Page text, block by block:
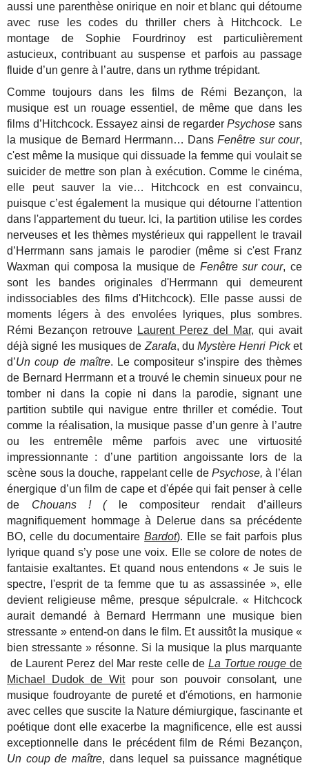
aussi une parenthèse onirique en noir et blanc qui détourne
avec ruse les codes du thriller chers à Hitchcock. Le
montage de Sophie Fourdrinoy est particulièrement
astucieux, contribuant au suspense et parfois au passage
fluide d’un genre à l’autre, dans un rythme trépidant.
Comme toujours dans les films de Rémi Bezançon, la
musique est un rouage essentiel, de même que dans les
films d’Hitchcock. Essayez ainsi de regarderPsychose sans
la musique de Bernard Herrmann… DansFenêtre sur cour,
c'est même la musique qui dissuade la femme qui voulait se
suicider de mettre son plan à exécution. Comme le cinéma,
elle peut sauver la vie… Hitchcock en est convaincu,
puisque c’est également la musique qui détourne l'attention
dans l'appartement du tueur. Ici, la partition utilise les cordes
nerveuses et les thèmes mystérieux qui rappellent le travail
d’Herrmann sans jamais le parodier (même si c'est Franz
Waxman qui composa la musique de Fenêtre sur cour, ce
sont les bandes originales d'Herrmann qui demeurent
indissociables des films d'Hitchcock). Elle passe aussi de
moments légers à des envolées lyriques, plus sombres.
Rémi Bezançon retrouve Laurent Perez del Mar, qui avait
déjà signé les musiques de Zarafa, duMystère Henri Picket
d’Un coup de maître. Le compositeur s’inspire des thèmes
de Bernard Herrmann et a trouvé le chemin sinueux pour ne
tomber ni dans la copie ni dans la parodie, signant une
partition subtile qui navigue entre thriller et comédie. Tout
comme la réalisation, la musique passe d’un genre à l’autre
ou les entremêle même parfois avec une virtuosité
impressionnante : d’une partition angoissante lors de la
scène sous la douche, rappelant celle dePsychose, à l’élan
énergique d’un film de cape et d'épée qui fait penser à celle
de Chouans ! (le compositeur rendait d’ailleurs
magnifiquement hommage à Delerue dans sa précédente
BO, celle du documentaireBardot). Elle se fait parfois plus
lyrique quand s’y pose une voix. Elle se colore de notes de
fantaisie exaltantes. Et quand nous entendons« Je suis le
spectre, l'esprit de ta femme que tu as assassinée », elle
devient religieuse même, presque sépulcrale. « Hitchcock
aurait demandé à Bernard Herrmann une musique bien
stressante » entend-on dans le film. Et aussitôt la musique «
bien stressante » résonne. Si la musique la plus marquante
de Laurent Perez del Mar reste celle de La Tortue rouge de
Michael Dudok de Witpour son pouvoir consolant, une
musique foudroyante de pureté et d'émotions, en harmonie
avec celles que suscite la Nature démiurgique, fascinante et
poétique dont elle exacerbe la magnificence, elle est aussi
exceptionnelle dans le précédent film de Rémi Bezançon,
Un coup de maître, dans lequel sa puissance magnétique